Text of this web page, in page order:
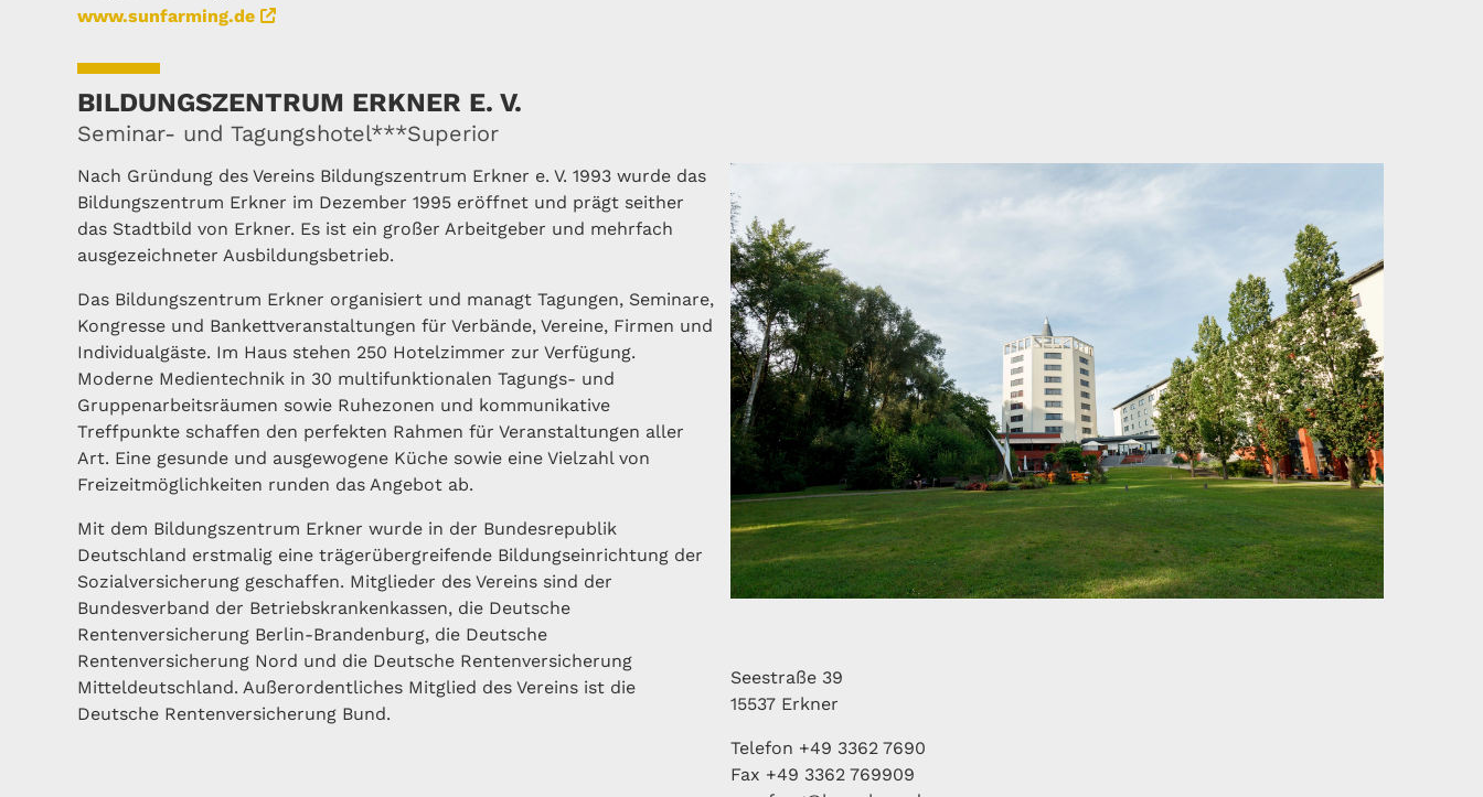
www.sunfarming.de
BILDUNGSZENTRUM ERKNER E. V.
Seminar- und Tagungshotel***Superior
Nach Gründung des Vereins Bildungszentrum Erkner e. V. 1993 wurde das
Bildungszentrum Erkner im Dezember 1995 eröffnet und prägt seither
das Stadtbild von Erkner. Es ist ein großer Arbeitgeber und mehrfach
ausgezeichneter Ausbildungsbetrieb.
Das Bildungszentrum Erkner organisiert und managt Tagungen, Seminare,
Kongresse und Bankettveranstaltungen für Verbände, Vereine, Firmen und
Individualgäste. Im Haus stehen 250 Hotelzimmer zur Verfügung.
Moderne Medientechnik in 30 multifunktionalen Tagungs- und
Gruppenarbeitsräumen sowie Ruhezonen und kommunikative
Treffpunkte schaffen den perfekten Rahmen für Veranstaltungen aller
Art. Eine gesunde und ausgewogene Küche sowie eine Vielzahl von
Freizeitmöglichkeiten runden das Angebot ab.
Mit dem Bildungszentrum Erkner wurde in der Bundesrepublik
Deutschland erstmalig eine trägerübergreifende Bildungseinrichtung der
Sozialversicherung geschaffen. Mitglieder des Vereins sind der
Bundesverband der Betriebskrankenkassen, die Deutsche
Rentenversicherung Berlin-Brandenburg, die Deutsche
Rentenversicherung Nord und die Deutsche Rentenversicherung
Mitteldeutschland. Außerordentliches Mitglied des Vereins ist die
Deutsche Rentenversicherung Bund.
Seestraße 39
15537 Erkner
Telefon +49 3362 7690
Fax +49 3362 769909